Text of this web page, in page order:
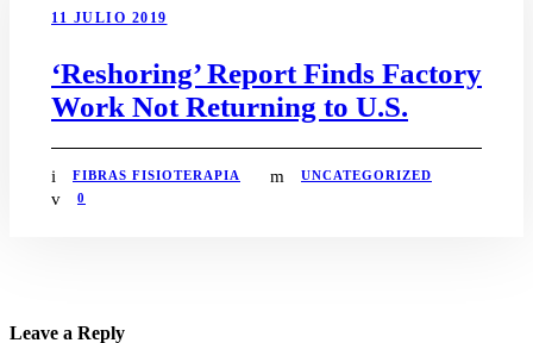
11 JULIO 2019
‘Reshoring’ Report Finds Factory
Work Not Returning to U.S.
FIBRAS FISIOTERAPIA
UNCATEGORIZED
0
Leave a Reply